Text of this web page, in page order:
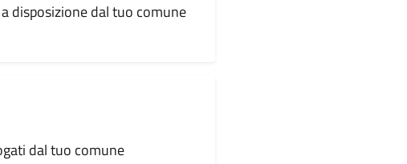
disposizione dal tuo comune
dal tuo comune